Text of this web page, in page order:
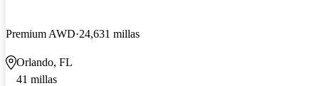
Premium AWD 24,631 millas
Orlando, FL
41 millas